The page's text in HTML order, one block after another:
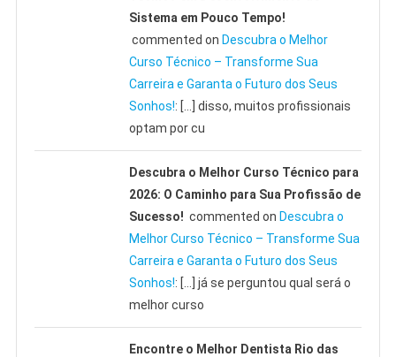
Sistema em Pouco Tempo!
commented on Descubra o Melhor
Curso Técnico – Transforme Sua
Carreira e Garanta o Futuro dos Seus
Sonhos!: […] disso, muitos profissionais
optam por cu
Descubra o Melhor Curso Técnico para
2026: O Caminho para Sua Profissão de
Sucesso! commented on Descubra o
Melhor Curso Técnico – Transforme Sua
Carreira e Garanta o Futuro dos Seus
Sonhos!: […] já se perguntou qual será o
melhor curso
Encontre o Melhor Dentista Rio das